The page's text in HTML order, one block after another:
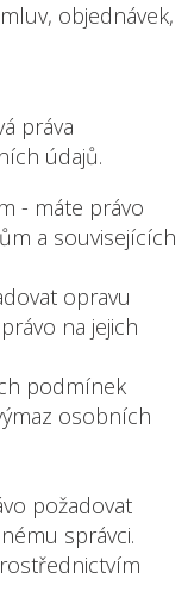
objednávek,
práva
údajů.
- máte právo
a souvisejících
opravu
na jejich
podmínek
osobních
požadovat
správci.